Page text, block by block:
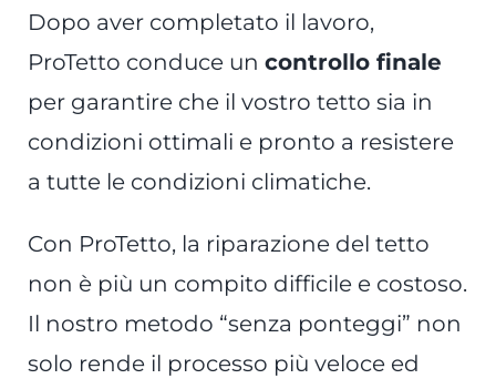
Dopo aver completato il lavoro,
ProTetto conduce un controllo finale
per garantire che il vostro tetto sia in
condizioni ottimali e pronto a resistere
a tutte le condizioni climatiche.
Con ProTetto, la riparazione del tetto
non è più un compito difficile e costoso.
Il nostro metodo “senza ponteggi” non
solo rende il processo più veloce ed